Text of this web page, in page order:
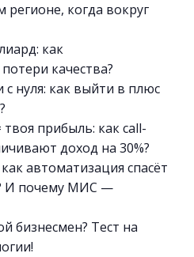
когда вокруг
как
качества?
нуля: как выйти в плюс
прибыль: как call-
доход на 30%?
автоматизация спасёт
И почему МИС —
бизнесмен? Тест на